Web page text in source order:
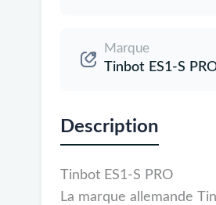
Marque
Tinbot ES1-S
Description
Tinbot ES1-S PRO
La marque allemande